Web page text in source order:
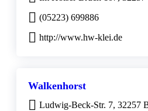
(05223) 699886
http://www.hw-klei.de
Walkenhorst
Ludwig-Beck-Str. 7, 32257